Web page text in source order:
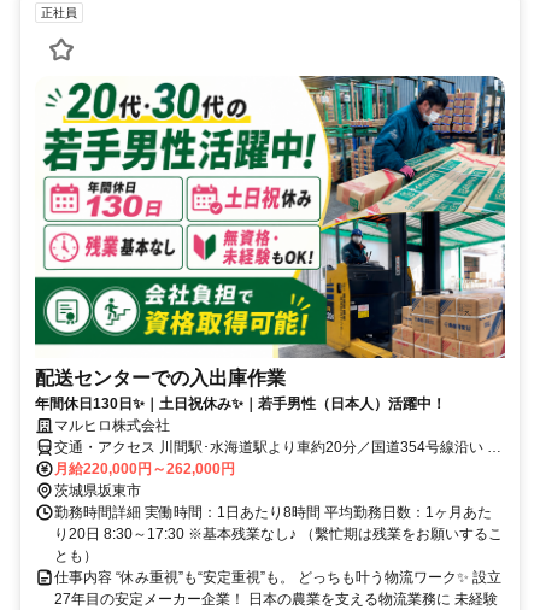
正社員
配送センターでの入出庫作業
年間休日130日✨｜土日祝休み✨｜若手男性（日本人）活躍中！
マルヒロ株式会社
交通・アクセス 川間駅･水海道駅より車約20分／国道354号線沿い ★
車通勤OK！
月給220,000円～262,000円
茨城県坂東市
勤務時間詳細 実働時間：1日あたり8時間 平均勤務日数：1ヶ月あた
り20日 8:30～17:30 ※基本残業なし♪ （繫忙期は残業をお願いするこ
とも）
仕事内容 “休み重視”も“安定重視”も。 どっちも叶う物流ワーク✨ 設立
27年目の安定メーカー企業！ 日本の農業を支える物流業務に 未経験